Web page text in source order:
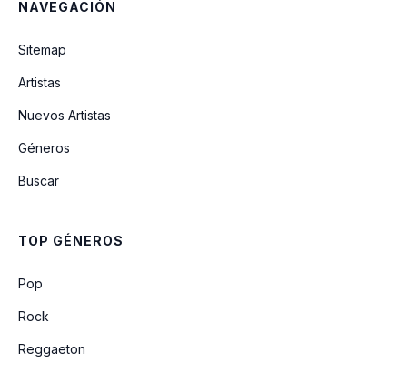
NAVEGACIÓN
Sitemap
Artistas
Nuevos Artistas
Géneros
Buscar
TOP GÉNEROS
Pop
Rock
Reggaeton